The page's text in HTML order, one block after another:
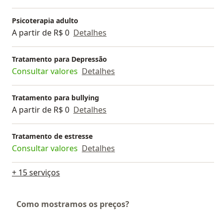
Psicoterapia adulto
A partir de R$ 0 Detalhes
Tratamento para Depressão
Consultar valores Detalhes
Tratamento para bullying
A partir de R$ 0 Detalhes
Tratamento de estresse
Consultar valores Detalhes
+ 15 serviços
Como mostramos os preços?